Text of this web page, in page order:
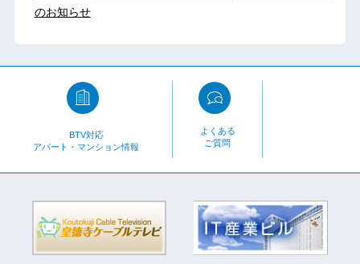
のお知らせ
BTV対応
アパート・マンション情報
よくある
ご質問